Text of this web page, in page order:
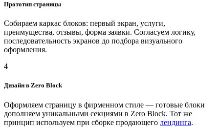
Прототип страницы
Собираем каркас блоков: первый экран, услуги,
преимущества, отзывы, форма заявки. Согласуем логику,
последовательность экранов до подбора визуального
оформления.
4
Дизайн в Zero Block
Оформляем страницу в фирменном стиле — готовые блоки
дополняем уникальными секциями в Zero Block. Тот же
принцип используем при сборке продающего лендинга.